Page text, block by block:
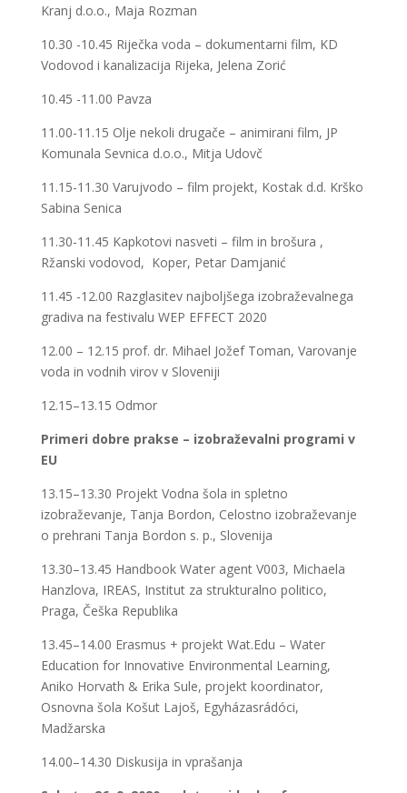
Kranj d.o.o., Maja Rozman
10.30 -10.45 Riječka voda – dokumentarni film, KD
Vodovod i kanalizacija Rijeka, Jelena Zorić
10.45 -11.00 Pavza
11.00-11.15 Olje nekoli drugače – animirani film, JP
Komunala Sevnica d.o.o., Mitja Udovč
11.15-11.30 Varujvodo – film projekt, Kostak d.d. Krško
Sabina Senica
11.30-11.45 Kapkotovi nasveti – film in brošura ,
Ržanski vodovod, Koper, Petar Damjanić
11.45 -12.00 Razglasitev najboljšega izobraževalnega
gradiva na festivalu WEP EFFECT 2020
12.00 – 12.15 prof. dr. Mihael Jožef Toman, Varovanje
voda in vodnih virov v Sloveniji
12.15–13.15 Odmor
Primeri dobre prakse – izobraževalni programi v
EU
13.15–13.30 Projekt Vodna šola in spletno
izobraževanje, Tanja Bordon, Celostno izobraževanje
o prehrani Tanja Bordon s. p., Slovenija
13.30–13.45 Handbook Water agent V003, Michaela
Hanzlova, IREAS, Institut za strukturalno politico,
Praga, Češka Republika
13.45–14.00 Erasmus + projekt Wat.Edu – Water
Education for Innovative Environmental Learning,
Aniko Horvath & Erika Sule, projekt koordinator,
Osnovna šola Košut Lajoš, Egyházasrádóci,
Madžarska
14.00–14.30 Diskusija in vprašanja